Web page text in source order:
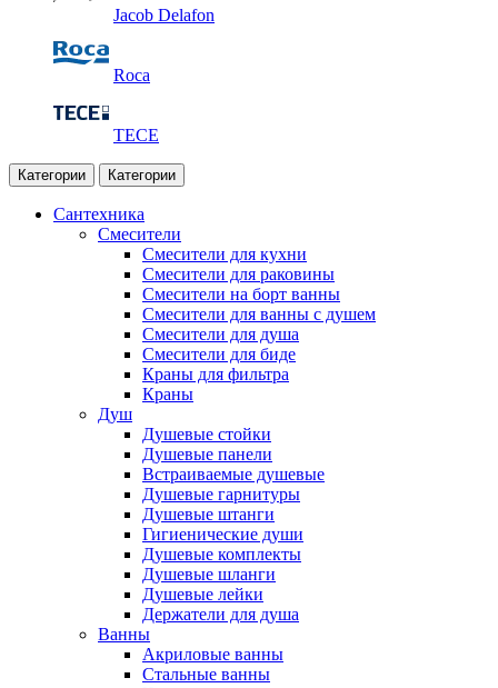
Jacob Delafon
Roca
TECE
Категории Категории
Сантехника
Смесители
Смесители для кухни
Смесители для раковины
Смесители на борт ванны
Смесители для ванны с душем
Смесители для душа
Смесители для биде
Краны для фильтра
Краны
Душ
Душевые стойки
Душевые панели
Встраиваемые душевые
Душевые гарнитуры
Душевые штанги
Гигиенические души
Душевые комплекты
Душевые шланги
Душевые лейки
Держатели для душа
Ванны
Акриловые ванны
Стальные ванны